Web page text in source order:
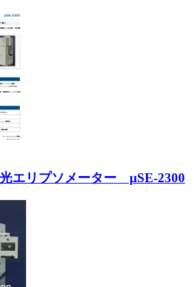
エリプソメーター μSE-2300